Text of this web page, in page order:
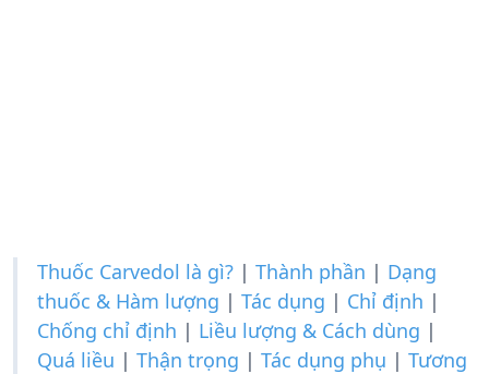
Thuốc Carvedol là gì? | Thành phần | Dạng
thuốc & Hàm lượng | Tác dụng | Chỉ định |
Chống chỉ định | Liều lượng & Cách dùng |
Quá liều | Thận trọng | Tác dụng phụ | Tương